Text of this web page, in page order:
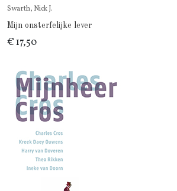
Swarth, Nick J.
Mijn onsterfelijke lever
€ 17,50